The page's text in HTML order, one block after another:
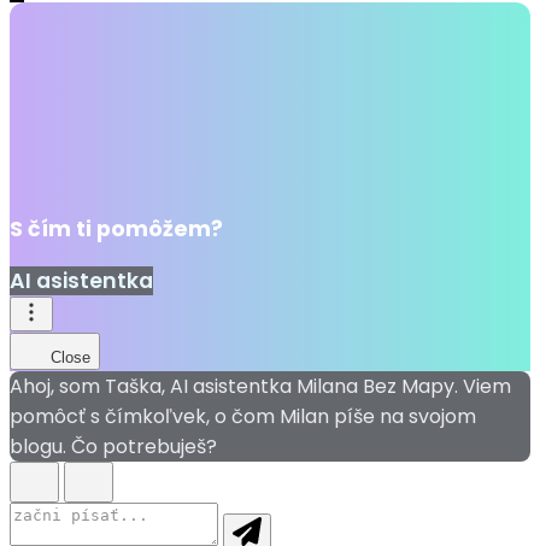
S čím ti pomôžem?
AI asistentka
Close
Ahoj, som Taška, AI asistentka Milana Bez Mapy. Viem
pomôcť s čímkoľvek, o čom Milan píše na svojom
blogu. Čo potrebuješ?